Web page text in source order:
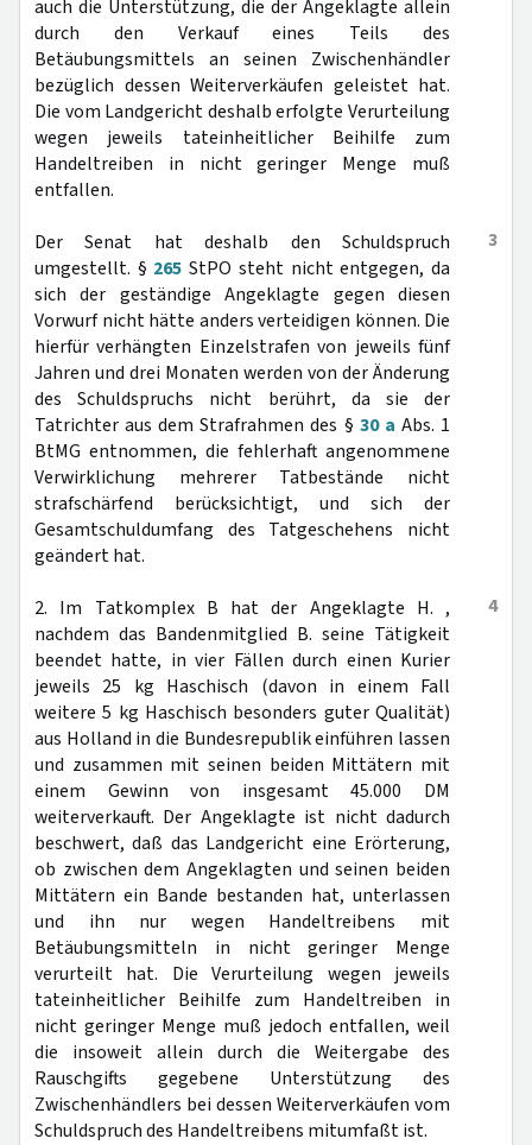
auch die Unterstützung, die der Angeklagte allein
durch den Verkauf eines Teils des
Betäubungsmittels an seinen Zwischenhändler
bezüglich dessen Weiterverkäufen geleistet hat.
Die vom Landgericht deshalb erfolgte Verurteilung
wegen jeweils tateinheitlicher Beihilfe zum
Handeltreiben in nicht geringer Menge muß
entfallen.
3
Der Senat hat deshalb den Schuldspruch
umgestellt. § 265 StPO steht nicht entgegen, da
sich der geständige Angeklagte gegen diesen
Vorwurf nicht hätte anders verteidigen können. Die
hierfür verhängten Einzelstrafen von jeweils fünf
Jahren und drei Monaten werden von der Änderung
des Schuldspruchs nicht berührt, da sie der
Tatrichter aus dem Strafrahmen des § 30 a Abs. 1
BtMG entnommen, die fehlerhaft angenommene
Verwirklichung mehrerer Tatbestände nicht
strafschärfend berücksichtigt, und sich der
Gesamtschuldumfang des Tatgeschehens nicht
geändert hat.
4
2. Im Tatkomplex B hat der Angeklagte H. ,
nachdem das Bandenmitglied B. seine Tätigkeit
beendet hatte, in vier Fällen durch einen Kurier
jeweils 25 kg Haschisch (davon in einem Fall
weitere 5 kg Haschisch besonders guter Qualität)
aus Holland in die Bundesrepublik einführen lassen
und zusammen mit seinen beiden Mittätern mit
einem Gewinn von insgesamt 45.000 DM
weiterverkauft. Der Angeklagte ist nicht dadurch
beschwert, daß das Landgericht eine Erörterung,
ob zwischen dem Angeklagten und seinen beiden
Mittätern ein Bande bestanden hat, unterlassen
und ihn nur wegen Handeltreibens mit
Betäubungsmitteln in nicht geringer Menge
verurteilt hat. Die Verurteilung wegen jeweils
tateinheitlicher Beihilfe zum Handeltreiben in
nicht geringer Menge muß jedoch entfallen, weil
die insoweit allein durch die Weitergabe des
Rauschgifts gegebene Unterstützung des
Zwischenhändlers bei dessen Weiterverkäufen vom
Schuldspruch des Handeltreibens mitumfaßt ist.